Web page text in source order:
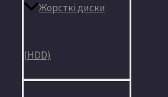
Жорсткі диски
(HDD)